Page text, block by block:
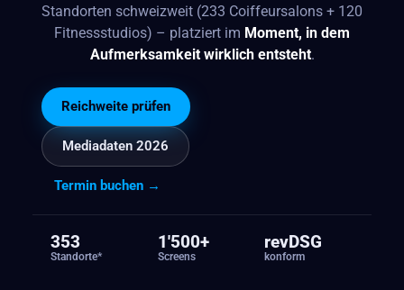
Standorten schweizweit (233 Coiffeursalons + 120
Fitnessstudios) – platziert im Moment, in dem
Aufmerksamkeit wirklich entsteht.
Reichweite prüfen
Mediadaten 2026
Termin buchen →
353
Standorte*
1'500+
Screens
revDSG
konform